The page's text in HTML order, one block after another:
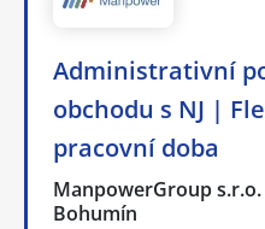
Administrativní
obchodu s NJ |
pracovní doba
ManpowerGroup s.r.o.
Bohumín